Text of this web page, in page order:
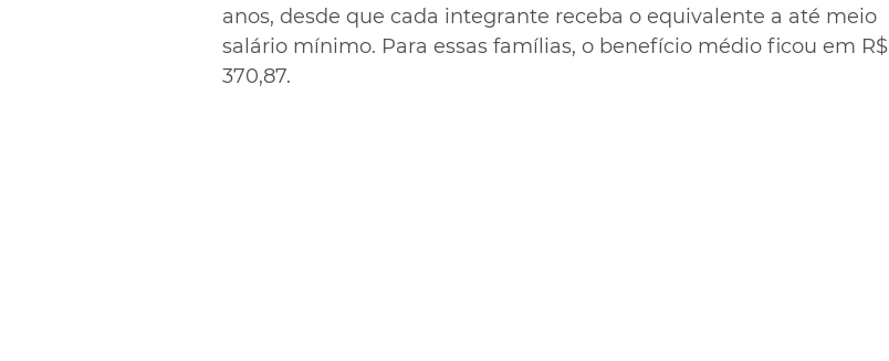
anos, desde que cada integrante receba o equivalente a até meio
salário mínimo. Para essas famílias, o benefício médio ficou em R$
370,87.